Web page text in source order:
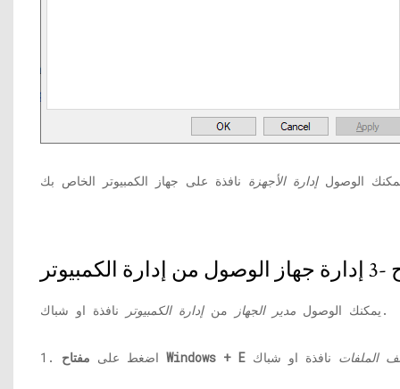
الوصولإدارة الأجهزة
يمكنك الوصول مدير الجهاز منإدارة الكمبيوتر نافذة او شباك.
1. اضغط على مفتاح Windows + E الملفات